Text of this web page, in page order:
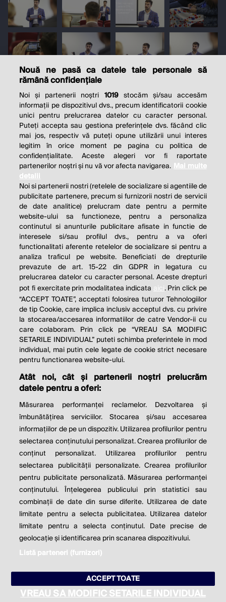
THE SOCIAL RESPONSIBILITY OF
BUSINESS IS TO INCREASE ITS
PROFITS.
Milton Friedman
© 2026 Profit.ro. Toate drepturile rezervate.
Dezvoltat de1616.ro
Contact Publicitate Despre noi
Politica de cookie Politica de
confidențialitate
este parte a
Nouă ne pasă ca datele tale personale să
rămână confidențiale
Noi și partenerii noștri 1019stocăm și/sau accesăm
informații pe dispozitivul dvs., precum identificatorii cookie
unici pentru prelucrarea datelor cu caracter personal.
Puteți accepta sau gestiona preferințele dvs. făcând clic
mai jos, respectiv vă puteți opune utilizării unui interes
legitim în orice moment pe pagina cu politica de
confidențialitate. Aceste alegeri vor fi raportate
partenerilor noștri și nu vă vor afecta navigarea. Mai multe
detalii
Noi si partenerii nostri (retelele de socializare si agentiile de
publicitate partenere, precum si furnizorii nostri de servicii
de date analitice) prelucram date pentru a permite
website-ului sa functioneze, pentru a personaliza
continutul si anunturile publicitare afisate in functie de
interesele si/sau profilul dvs., pentru a va oferi
functionalitati aferente retelelor de socializare si pentru a
analiza traficul pe website. Beneficiati de drepturile
prevazute de art. 15-22 din GDPR in legatura cu
prelucrarea datelor cu caracter personal. Aceste drepturi
pot fi exercitate prin modalitatea indicata aici. Prin click pe
“ACCEPT TOATE”, acceptati folosirea tuturor Tehnologiilor
de tip Cookie, care implica inclusiv acceptul dvs. cu privire
la stocarea/accesarea informatiilor de catre Vendor-ii cu
care colaboram. Prin click pe “VREAU SA MODIFIC
SETARILE INDIVIDUAL” puteti schimba preferintele in mod
individual, mai putin cele legate de cookie strict necesare
pentru functionarea website-ului.
Atât noi, cât și partenerii noștri prelucrăm
datele pentru a oferi:
Măsurarea performanței reclamelor. Dezvoltarea și
îmbunătățirea serviciilor. Stocarea și/sau accesarea
informațiilor de pe un dispozitiv. Utilizarea profilurilor pentru
selectarea conținutului personalizat. Crearea profilurilor de
conținut personalizat. Utilizarea profilurilor pentru
selectarea publicității personalizate. Crearea profilurilor
pentru publicitate personalizată. Măsurarea performanței
conținutului. Înțelegerea publicului prin statistici sau
combinații de date din surse diferite. Utilizarea de date
limitate pentru a selecta publicitatea. Utilizarea datelor
limitate pentru a selecta conținutul. Date precise de
geolocație și identificarea prin scanarea dispozitivului.
Listă parteneri (furnizori)
ACCEPT TOATE
VREAU SA MODIFIC SETARILE INDIVIDUAL